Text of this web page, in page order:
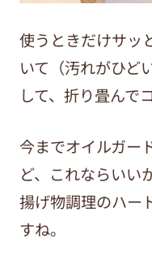
使うときだけサッ
いて（汚れがひど
して、折り畳んで
今までオイルガー
ど、これならいい
揚げ物調理のハー
すね。